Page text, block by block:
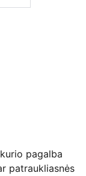
pagalba
patraukliasnės